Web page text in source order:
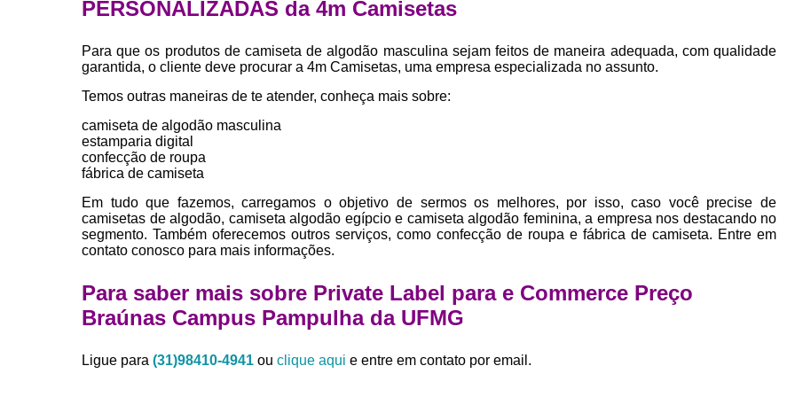
Private Label Roupas
Private Label Roupas
Estamparia Digital em Camisetas
Estamparia Impressão Digital
PERSONALIZADAS da 4m Camisetas
Para que os produtos de camiseta de algodão masculina sejam feitos de maneira adequada, com qualidade
garantida, o cliente deve procurar a 4m Camisetas, uma empresa especializada no assunto.
Temos outras maneiras de te atender, conheça mais sobre:
camiseta de algodão masculina
estamparia digital
confecção de roupa
fábrica de camiseta
Em tudo que fazemos, carregamos o objetivo de sermos os melhores, por isso, caso você precise de
camisetas de algodão, camiseta algodão egípcio e camiseta algodão feminina, a empresa nos destacando no
segmento. Também oferecemos outros serviços, como confecção de roupa e fábrica de camiseta. Entre em
contato conosco para mais informações.
Para saber mais sobre Private Label para e Commerce Preço
Braúnas Campus Pampulha da UFMG
Ligue para (31)98410-4941 ou clique aqui e entre em contato por email.